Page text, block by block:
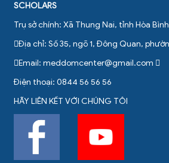
SCHOLARS
Trụ sở chính: Xã Thung Nai, tỉnh Hòa Bình
Địa chỉ: Số 35, ngõ 1, Đông Quan,
Email: meddomcenter@gmail.com
Điện thoại: 0844 56 56 56
HÃY LIÊN KẾT VỚI CHÚNG TÔI